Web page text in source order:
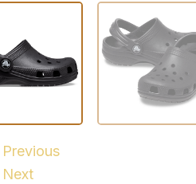
Previous
Next